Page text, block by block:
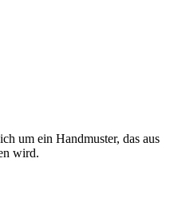
um ein Handmuster, das aus
wird.